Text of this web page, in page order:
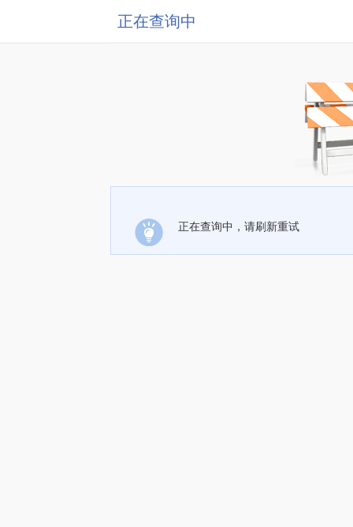
正在查询中
正在查询中，请刷新重试